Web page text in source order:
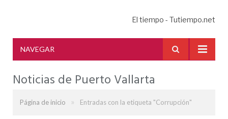
El tiempo - Tutiempo.net
NAVEGAR
Noticias de Puerto Vallarta
Página de inicio » Entradas con la etiqueta "Corrupción"